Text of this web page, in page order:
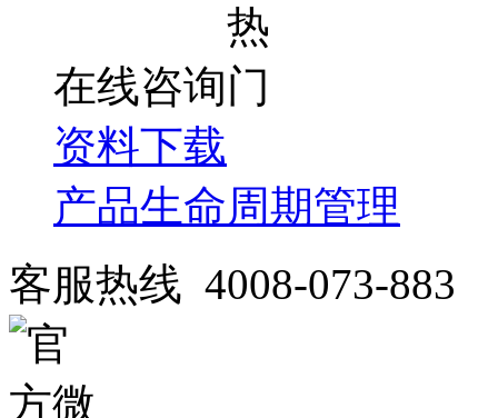
在线咨询
资料下载
产品生命周期管理
客服热线 4008-073-883